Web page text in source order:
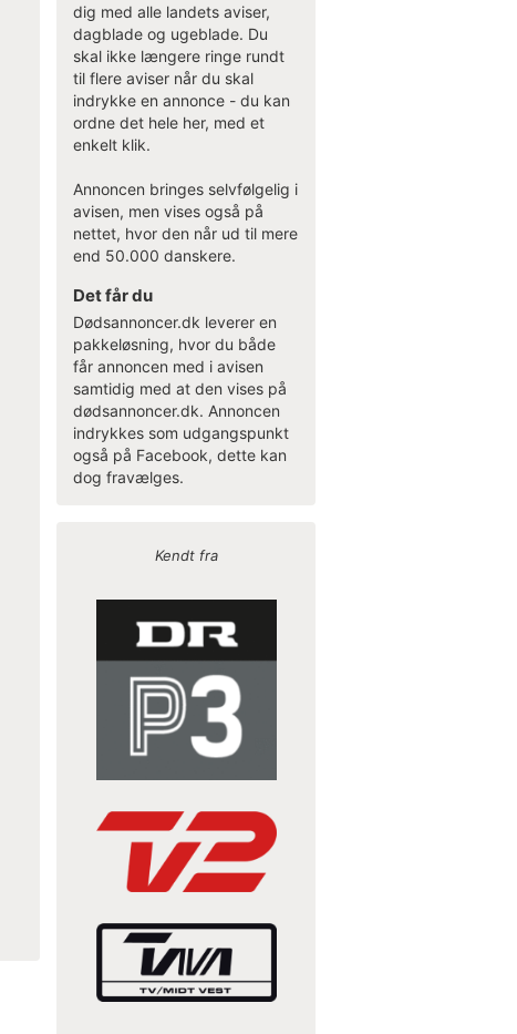
dig med alle landets aviser,
dagblade og ugeblade. Du
skal ikke længere ringe rundt
til flere aviser når du skal
indrykke en annonce - du kan
ordne det hele her, med et
enkelt klik.
Annoncen bringes selvfølgelig i
avisen, men vises også på
nettet, hvor den når ud til mere
end 50.000 danskere.
Det får du
Dødsannoncer.dk leverer en
pakkeløsning, hvor du både
får annoncen med i avisen
samtidig med at den vises på
dødsannoncer.dk. Annoncen
indrykkes som udgangspunkt
også på Facebook, dette kan
dog fravælges.
Kendt fra